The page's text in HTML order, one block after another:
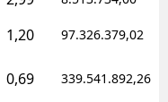
1,20 97.326.379,02
0,69 339.541.892,26